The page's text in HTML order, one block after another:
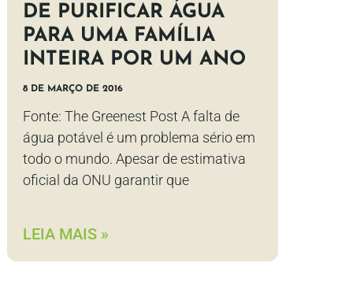
DE PURIFICAR ÁGUA
PARA UMA FAMÍLIA
INTEIRA POR UM ANO
8 DE MARÇO DE 2016
Fonte: The Greenest Post A falta de
água potável é um problema sério em
todo o mundo. Apesar de estimativa
oficial da ONU garantir que
LEIA MAIS »